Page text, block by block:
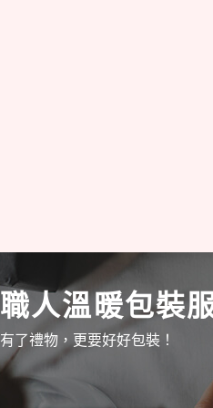
職人溫暖包裝
有了禮物，更要好好包裝！